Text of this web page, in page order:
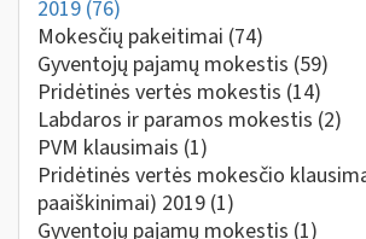
2019 (76)
Mokesčių pakeitimai (74)
Gyventojų pajamų mokestis (59)
Pridėtinės vertės mokestis (14)
Labdaros ir paramos mokestis (2)
PVM klausimais (1)
Pridėtinės vertės mokesčio
paaiškinimai) 2019 (1)
Gyventojų pajamų mokestis (1)